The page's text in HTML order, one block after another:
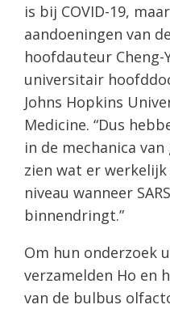
is bij COVID-19,
aandoeningen van
hoofdauteur Cheng-
universitair
Johns Hopkins
Medicine. “Dus
in de mechanica
zien wat er
niveau wanneer
binnendringt.”
Om hun onderzoek
verzamelden Ho en
van de bulbus